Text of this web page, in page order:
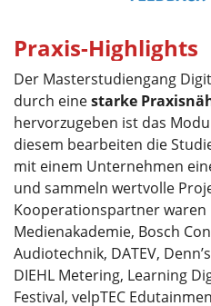
Praxis-Highlights
Der Masterstudiengang
durch einestarke
hervorzugeben ist das
diesem bearbeiten die
mit einem Unternehmen
und sammeln wertvolle
Kooperationspartner waren
Medienakademie, Bosch
Audiotechnik, DATEV,
DIEHL Metering, Learning
Festival, velpTEC